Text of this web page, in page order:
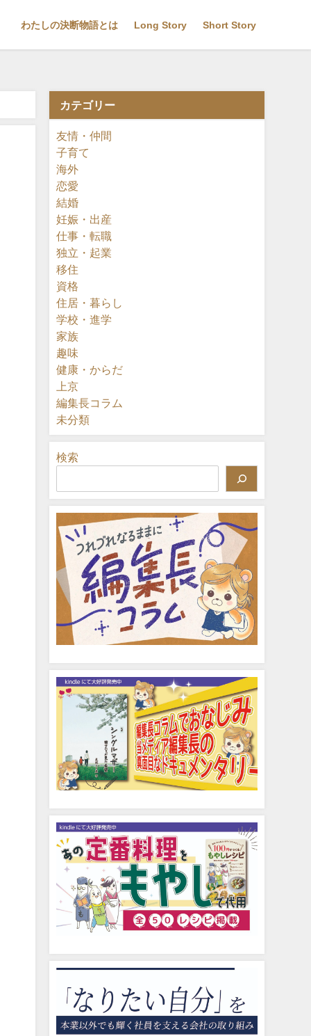
わたしの決断物語とは Long Story Short Story
カテゴリー
友情・仲間
子育て
海外
恋愛
結婚
妊娠・出産
仕事・転職
独立・起業
移住
資格
住居・暮らし
学校・進学
家族
趣味
健康・からだ
上京
編集長コラム
未分類
検索